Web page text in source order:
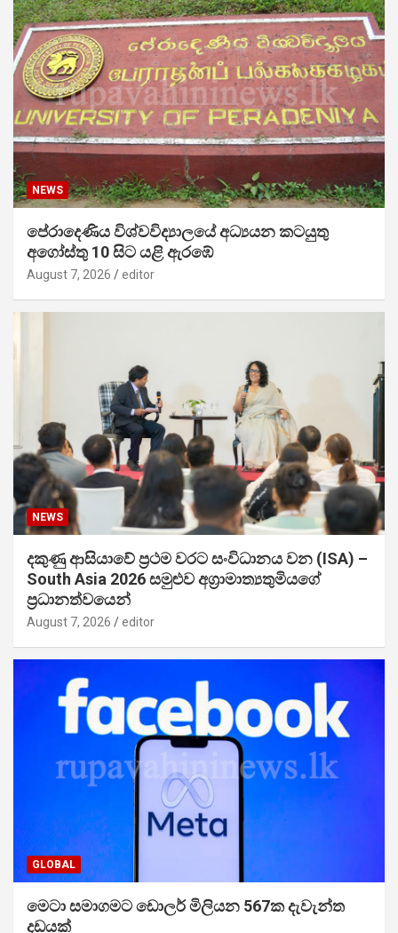
NEWS
පේරාදෙණිය විශ්වවිද්‍යාලයේ අධ්‍යයන කටයුතු
අගෝස්තු 10 සිට යළි ඇරඹේ
August 7, 2026 editor
NEWS
දකුණු ආසියාවේ ප්‍රථම වරට සංවිධානය වන (ISA) –
South Asia 2026 සමුළුව අග්‍රාමාත්‍යතුමියගේ
ප්‍රධානත්වයෙන්
August 7, 2026 editor
GLOBAL
මෙටා සමාගමට ඩොලර් මිලියන 567ක දැවැන්ත
දඩයක්